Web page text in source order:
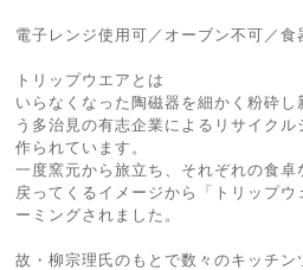
電子レンジ使用可／オーブン不可／食
トリップウエアとは
いらなくなった陶磁器を細かく粉砕
う多治見の有志企業によるリサイク
作られています。
一度窯元から旅立ち、それぞれの食
戻ってくるイメージから「トリップ
ーミングされました。
故・柳宗理氏のもとで数々のキッチ